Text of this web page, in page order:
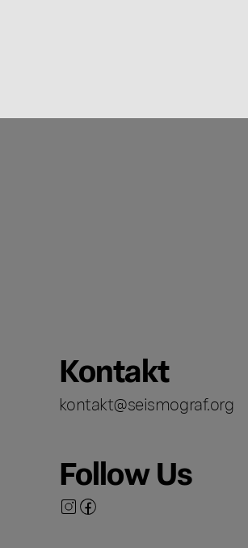
Kontakt
kontakt@seismograf.org
Follow Us